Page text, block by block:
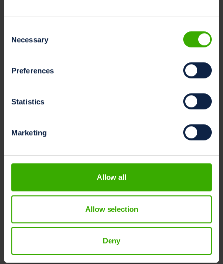
Selection
Necessary
Preferences
Statistics
Marketing
Allow all
Allow selection
Deny
equivalente e
azione per il
clima: perché
è importante
allevatori?
una gestione efficace
in un'azienda lattiero-
casearia è
l'ottimizzazione delle
l'anidride carbonica
equivalente (CO2e).